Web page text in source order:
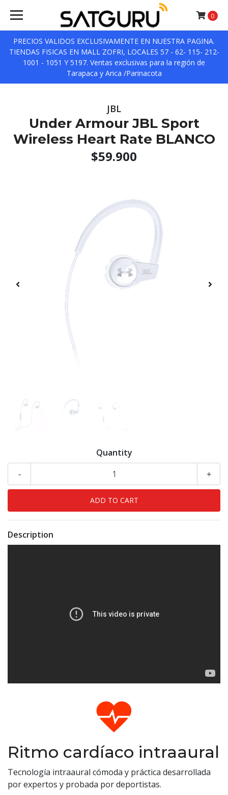
PRECIOS VALIDOS EXCLUSIVAMENTE EN NUESTRA PAGINA.
TIENDAS FISICAS EN MALL ZOFRI, LOCALES 57 - 62- 115- 212-
1001 - 1051 Y 5197. Ventas exclusivas para la región de
Tarapaca y Arica /Parinacota
0
JBL
Under Armour JBL Sport
Wireless Heart Rate BLANCO
$59.900
Quantity
+
-
Description
Ritmo cardíaco intraaural
Tecnología intraaural cómoda y práctica desarrollada
por expertos y probada por deportistas.